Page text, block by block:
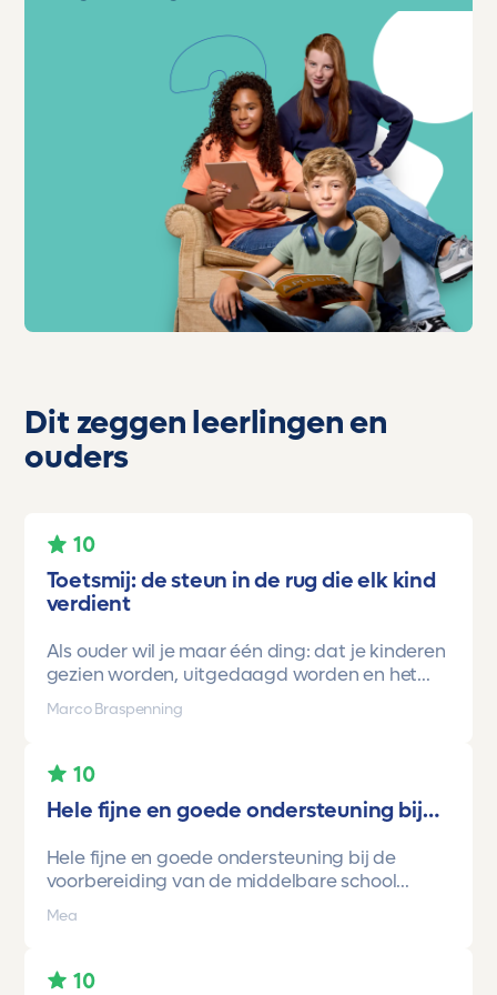
Dit zeggen leerlingen en
ouders
10
Toetsmij: de steun in de rug die elk kind
verdient
Als ouder wil je maar één ding: dat je kinderen
gezien worden, uitgedaagd worden en het
vertrouwen krijgen dat ze méér kunnen dan ze
zelf soms denken. Voor ons is Toetsmij daarin
kader. Een lieve, slimme meid, maar soms
toetsen van Toetsmij.....helder, betrouwbaar,
precies op niveau en altijd met ruimte om te
groeien kreeg ze stap voor stap het
Ze stroomde door naar de havo, haalde haar
Marco Braspenning
10
Hele fijne en goede ondersteuning bij…
Hele fijne en goede ondersteuning bij de
voorbereiding van de middelbare school
toetsen. Havo/vwo brugjaren gebruik
gemaakt van Toetsmij. Realistische toetsen.
omhoog gegaan maar ook het begrip van de
Mea
10